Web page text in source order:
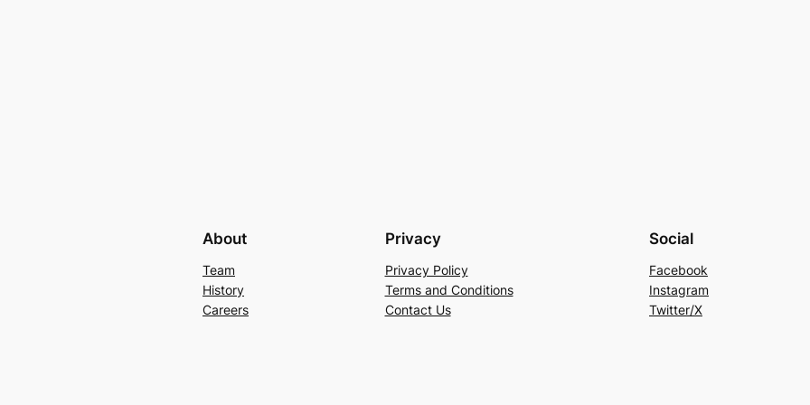
About
Team
History
Careers
Privacy
Privacy Policy
Terms and Conditions
Contact Us
Social
Facebook
Instagram
Twitter/X